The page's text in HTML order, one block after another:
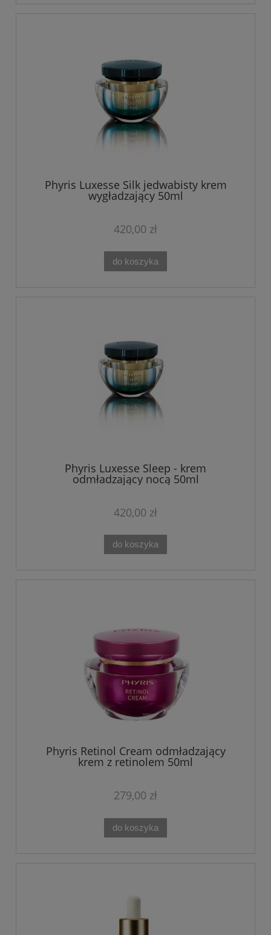
Phyris Luxesse Silk jedwabisty krem
wygładzający 50ml
420,00 zł
do koszyka
Phyris Luxesse Sleep - krem
odmładzający nocą 50ml
420,00 zł
do koszyka
Phyris Retinol Cream odmładzający
krem z retinolem 50ml
279,00 zł
do koszyka